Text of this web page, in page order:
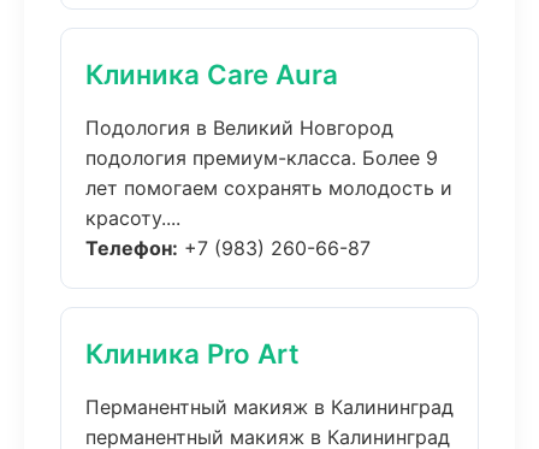
Клиника Care Aura
Подология в Великий Новгород
подология премиум-класса. Более 9
лет помогаем сохранять молодость и
красоту....
Телефон: +7 (983) 260-66-87
Клиника Pro Art
Перманентный макияж в Калининград
перманентный макияж в Калининград